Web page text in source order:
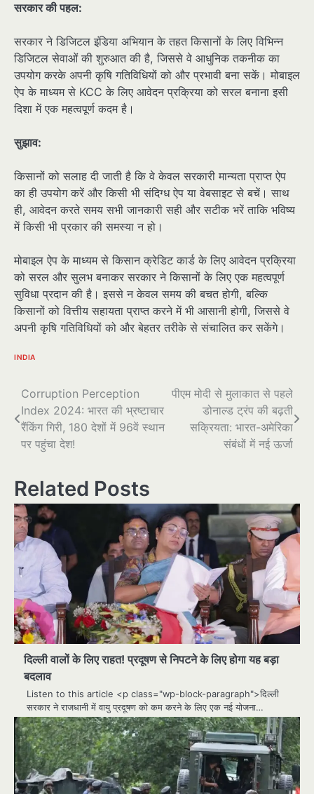
सरकार की पहल:
सरकार ने डिजिटल इंडिया अभियान के तहत किसानों के लिए विभिन्न
डिजिटल सेवाओं की शुरुआत की है, जिससे वे आधुनिक तकनीक का
उपयोग करके अपनी कृषि गतिविधियों को और प्रभावी बना सकें। मोबाइल
ऐप के माध्यम से KCC के लिए आवेदन प्रक्रिया को सरल बनाना इसी
दिशा में एक महत्वपूर्ण कदम है।
सुझाव:
किसानों को सलाह दी जाती है कि वे केवल सरकारी मान्यता प्राप्त ऐप
का ही उपयोग करें और किसी भी संदिग्ध ऐप या वेबसाइट से बचें। साथ
ही, आवेदन करते समय सभी जानकारी सही और सटीक भरें ताकि भविष्य
में किसी भी प्रकार की समस्या न हो।
मोबाइल ऐप के माध्यम से किसान क्रेडिट कार्ड के लिए आवेदन प्रक्रिया
को सरल और सुलभ बनाकर सरकार ने किसानों के लिए एक महत्वपूर्ण
सुविधा प्रदान की है। इससे न केवल समय की बचत होगी, बल्कि
किसानों को वित्तीय सहायता प्राप्त करने में भी आसानी होगी, जिससे वे
अपनी कृषि गतिविधियों को और बेहतर तरीके से संचालित कर सकेंगे।
INDIA
पोस्ट
नेविगेशन
Corruption Perception
Index 2024: भारत की भ्रष्टाचार
रैंकिंग गिरी, 180 देशों में 96वें स्थान
पर पहुंचा देश!
पीएम मोदी से मुलाकात से पहले
डोनाल्ड ट्रंप की बढ़ती
सक्रियता: भारत-अमेरिका
संबंधों में नई ऊर्जा
Related Posts
दिल्ली वालों के लिए राहत! प्रदूषण से निपटने के लिए होगा यह बड़ा
बदलाव
Listen to this article <p class="wp-block-paragraph">दिल्ली
सरकार ने राजधानी में वायु प्रदूषण को कम करने के लिए एक नई योजना…